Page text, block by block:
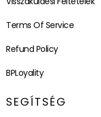
Terms Of Service
Refund Policy
BPLoyality
SEGÍTSÉG